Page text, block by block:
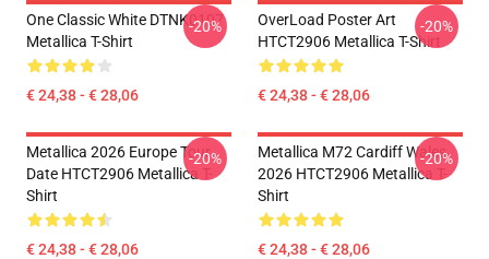
One Classic White DTNK0107
Metallica T-Shirt
€ 24,38 - € 28,06
-20%
OverLoad Poster Art
HTCT2906 Metallica T-Shirt
€ 24,38 - € 28,06
-20%
Metallica 2026 Europe Tour
Date HTCT2906 Metallica T-
Shirt
€ 24,38 - € 28,06
-20%
Metallica M72 Cardiff Wales
2026 HTCT2906 Metallica T-
Shirt
€ 24,38 - € 28,06
-20%